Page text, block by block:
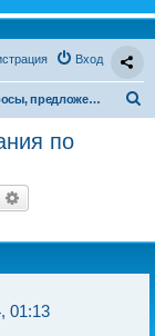
Вход
Вопросы, предложения и пожелания по развитию сайта
по
Поиск
01:13